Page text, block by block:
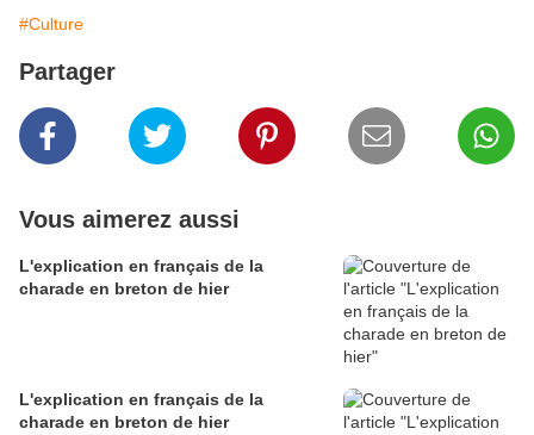
#Culture
Partager
Vous aimerez aussi
L'explication en français de la
charade en breton de hier
L'explication en français de la
charade en breton de hier